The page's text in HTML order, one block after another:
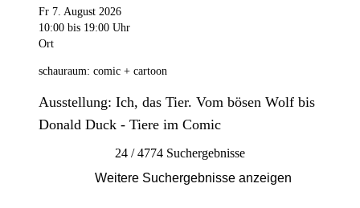
Fr 7. August 2026
10:00 bis 19:00 Uhr
Ort
schauraum: comic + cartoon
Ausstellung: Ich, das Tier. Vom bösen Wolf bis
Donald Duck - Tiere im Comic
24 / 4774 Suchergebnisse
Weitere Suchergebnisse anzeigen